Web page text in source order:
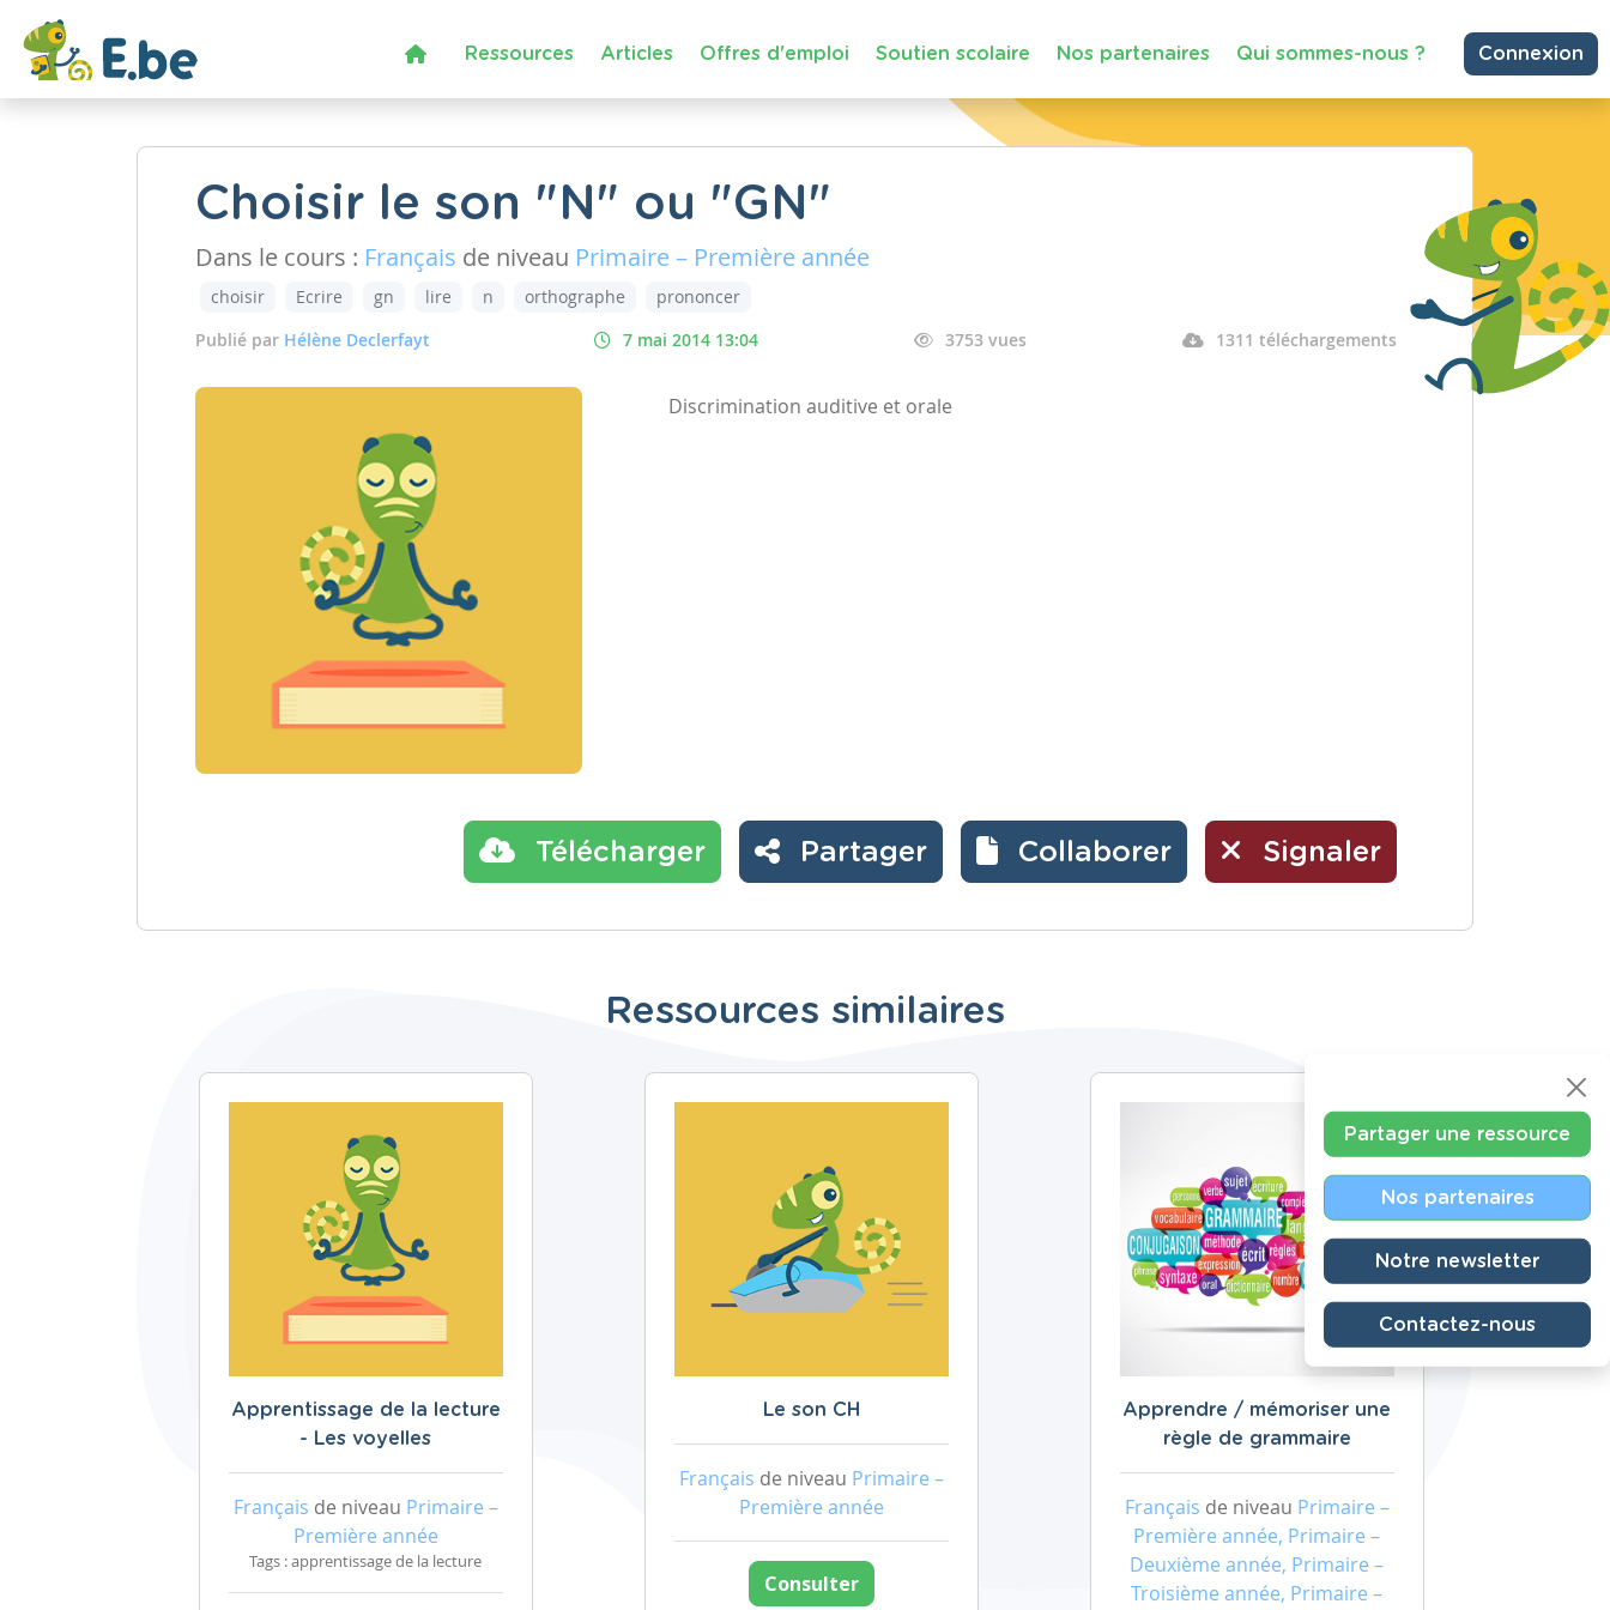
Ressources Articles Offres d'emploi Soutien scolaire Nos partenaires Qui sommes-nous ? Connexion
Choisir le son "N" ou "GN"
Dans le cours : Français de niveau Primaire – Première année
choisir Ecrire gn lire n orthographe
prononcer
Publié par Hélène Declerfayt 7 mai 2014 13:04 3753 vues 1311 téléchargements
Discrimination auditive et orale
Télécharger Partager Collaborer Signaler
Ressources similaires
Apprentissage de la lecture
- Les voyelles
Français de niveau Primaire –
Première année
Tags : apprentissage de la lecture
Le son CH
Français de niveau Primaire –
Première année
Consulter
Apprendre / mémoriser une
règle de grammaire
Français de niveau Primaire –
Première année, Primaire –
Deuxième année, Primaire –
Troisième année, Primaire –
Partager une ressource
Nos partenaires
Notre newsletter
Contactez-nous